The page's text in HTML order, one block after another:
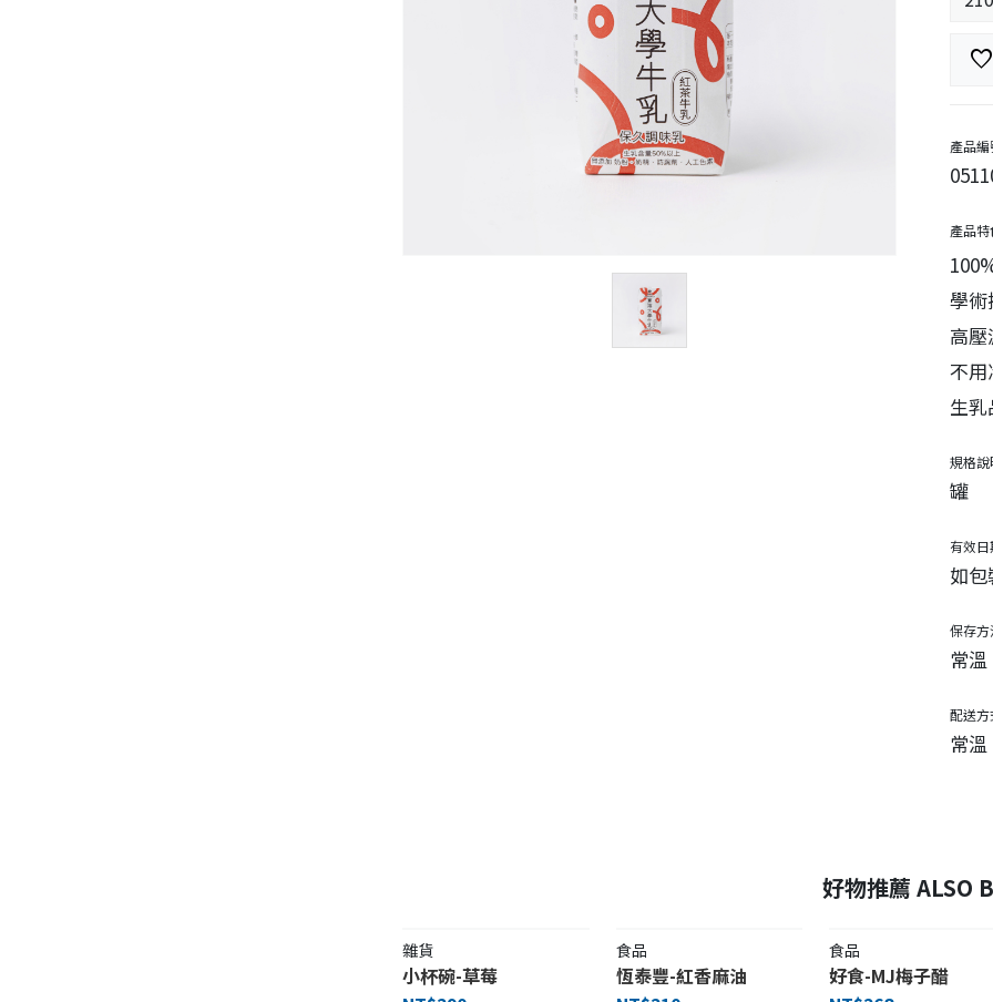
favorite
產品編
產品特
學術
高
不用
生
規格說
罐
有效日
如
保存方
常
配送方
常溫
好物推薦 ALSO
雜貨
小杯碗-草莓
食品
恆泰豐-紅香麻油
食品
好食-MJ梅子醋